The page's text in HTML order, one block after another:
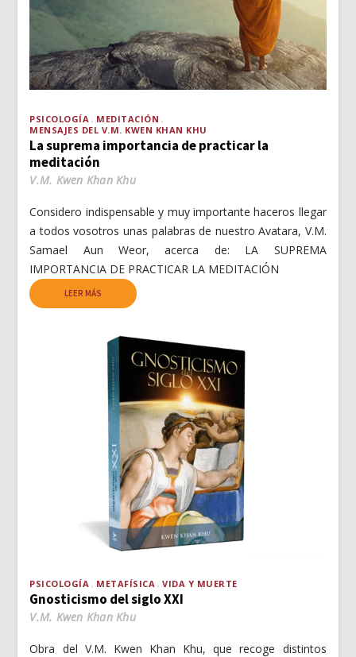
PSICOLOGÍA
MEDITACIÓN
MENSAJES DEL V.M. KWEN KHAN KHU
La suprema importancia de practicar la
meditación
V.M. Kwen Khan Khu
Considero indispensable y muy importante haceros llegar
a todos vosotros unas palabras de nuestro Avatara, V.M.
Samael Aun Weor, acerca de: LA SUPREMA
IMPORTANCIA DE PRACTICAR LA MEDITACIÓN
LEER MÁS
PSICOLOGÍA METAFÍSICA VIDA Y MUERTE
Gnosticismo del siglo XXI
V.M. Kwen Khan Khu
Obra del V.M. Kwen Khan Khu, que recoge distintos